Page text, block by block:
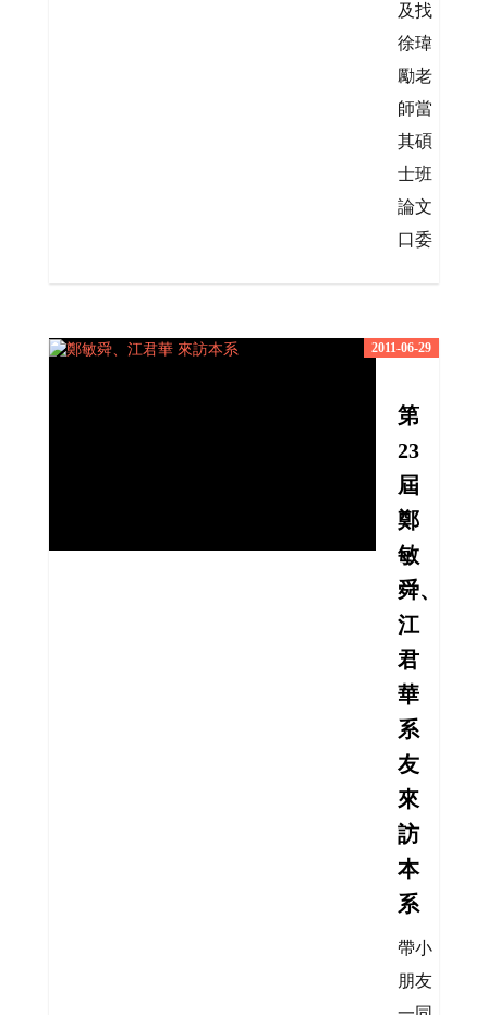
及找
徐瑋
勵老
師當
其碩
士班
論文
口委
2011-06-29
第
23
屆
鄭
敏
舜、
江
君
華
系
友
來
訪
本
系
帶小
朋友